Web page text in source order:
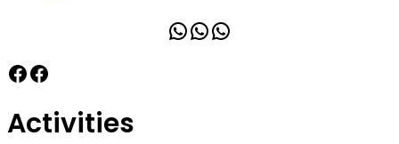
WhatsApp
WhatsApp
WhatsApp
Facebook
Facebook
Activities